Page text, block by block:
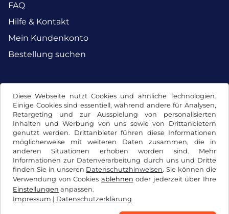
Diese Webseite nutzt Cookies und ähnliche Technologien.
Einige Cookies sind essentiell, während andere für Analysen,
Retargeting und zur Ausspielung von personalisierten
Inhalten und Werbung von uns sowie von Drittanbietern
genutzt werden. Drittanbieter führen diese Informationen
möglicherweise mit weiteren Daten zusammen, die in
anderen Situationen erhoben worden sind. Mehr
Informationen zur Datenverarbeitung durch uns und Dritte
finden Sie in unseren Datenschutzhinweisen. Sie können die
Verwendung von Cookies ablehnen oder jederzeit über Ihre
Einstellungen anpassen.
Impressum | Datenschutzerklärung
FAQ
Hilfe & Kontakt
Mein Kundenkonto
Bestellung suchen
Facebook Instagram
AGB / Widerrufsrecht
Datenschutzerklärung